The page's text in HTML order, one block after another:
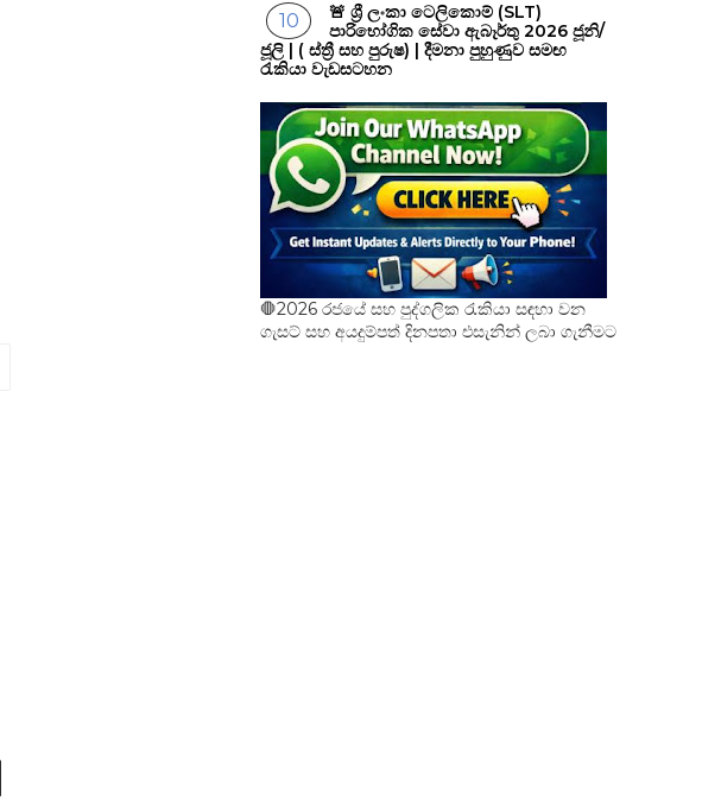
🚨 ශ්‍රී ලංකා ටෙලිකොම් (SLT)
පාරිභෝගික සේවා ඇබෑර්තු 2026 ජූනි/
ජූලි | ( ස්ත්‍රී සහ පුරුෂ) | දීමනා පුහුණුව සමඟ
රැකියා වැඩසටහන
🛑2026 රජයේ සහ පුද්ගලික රැකියා සඳහා වන
ගැසට් සහ අයදුම්පත් දිනපතා එසැනින් ලබා ගැනීමට